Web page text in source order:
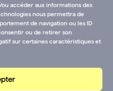
accéder aux informations des
nous permettra de
de navigation ou les ID
ou de retirer son
sur certaines caractéristiques et